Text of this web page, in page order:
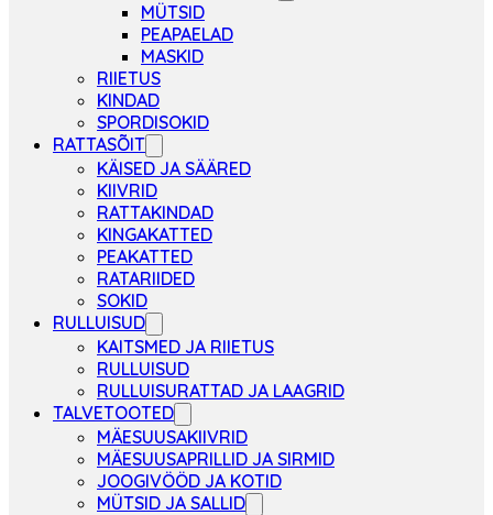
MÜTSID
PEAPAELAD
MASKID
RIIETUS
KINDAD
SPORDISOKID
RATTASÕIT
KÄISED JA SÄÄRED
KIIVRID
RATTAKINDAD
KINGAKATTED
PEAKATTED
RATARIIDED
SOKID
RULLUISUD
KAITSMED JA RIIETUS
RULLUISUD
RULLUISURATTAD JA LAAGRID
TALVETOOTED
MÄESUUSAKIIVRID
MÄESUUSAPRILLID JA SIRMID
JOOGIVÖÖD JA KOTID
MÜTSID JA SALLID